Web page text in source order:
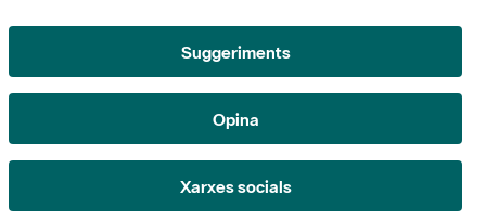
Suggeriments
Opina
Xarxes socials